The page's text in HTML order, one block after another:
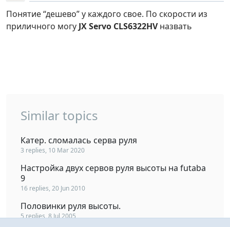
Понятие “дешево” у каждого свое. По скорости из
приличного могу JX Servo CLS6322HVназвать
Similar topics
Катер. сломалась серва руля
3 replies, 10 Mar 2020
Настройка двух сервов руля высоты на futaba
9
16 replies, 20 Jun 2010
Половинки руля высоты.
5 replies, 8 Jul 2005